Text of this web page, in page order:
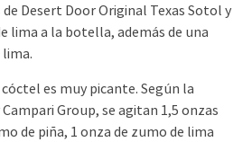
Desert Door Original Texas Sotol y
lima a la botella, además de una
cóctel es muy picante. Según la
Group, se agitan 1,5 onzas
de piña, 1 onza de zumo de lima